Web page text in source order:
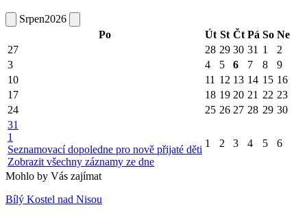
Srpen2026
Po
Út St Čt Pá So Ne
27
28 29 30 31 1
2
3
4 5 6 7 8
9
10
11 12 13 14 15 16
17
18 19 20 21 22 23
24
25 26 27 28 29 30
31
1
Seznamovací dopoledne pro nově přijaté děti
Zobrazit všechny záznamy ze dne
1 2 3 4 5 6
Mohlo by Vás zajímat
Bílý Kostel nad Nisou